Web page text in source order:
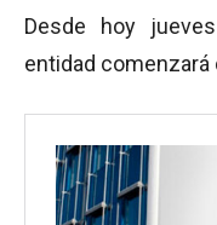
Desde hoy
entidad